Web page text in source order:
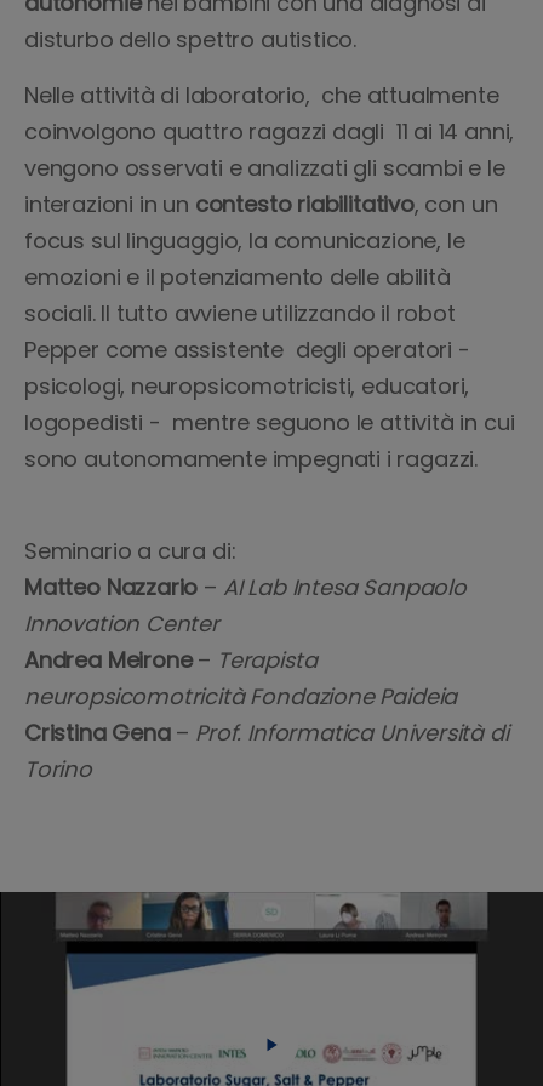
disturbo dello spettro autistico.
Nelle attività di laboratorio, che attualmente
coinvolgono quattro ragazzi dagli 11 ai 14 anni,
vengono osservati e analizzati gli scambi e le
interazioni in un contesto riabilitativo, con un
focus sul linguaggio, la comunicazione, le
emozioni e il potenziamento delle abilità
sociali. Il tutto avviene utilizzando il robot
Pepper come assistente degli operatori -
psicologi, neuropsicomotricisti, educatori,
logopedisti - mentre seguono le attività in cui
sono autonomamente impegnati i ragazzi.
Seminario a cura di:
Matteo Nazzario – AI Lab Intesa Sanpaolo
Innovation Center
Andrea Meirone– Terapista
neuropsicomotricità Fondazione Paideia
Cristina Gena – Prof. Informatica Università di
Torino